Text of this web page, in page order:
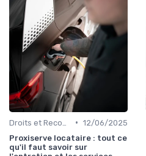
• 12/06/2025
Proxiserve locataire : tout ce
qu'il faut savoir sur